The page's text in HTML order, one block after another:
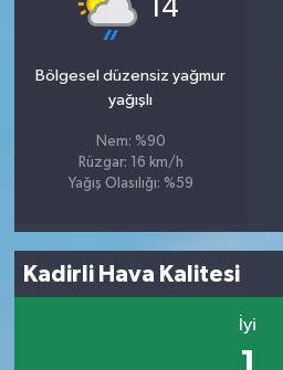
14
Bölgesel düzensiz yağmur
yağışlı
Nem: %90
Rüzgar: 16 km/h
Yağış Olasılığı: %59
Kadirli Hava Kalitesi
İyi
1